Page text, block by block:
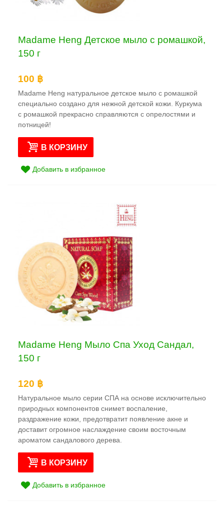
Madame Heng Детское мыло с ромашкой,
150 г
100 ฿
Madame Heng натуральное детское мыло с ромашкой
специально создано для нежной детской кожи. Куркума
с ромашкой прекрасно справляются с опрелостями и
потницей!
В КОРЗИНУ
Добавить в избранное
Madame Heng Мыло Спа Уход Сандал,
150 г
120 ฿
Натуральное мыло серии СПА на основе исключительно
природных компонентов снимет воспаление,
раздражение кожи, предотвратит появление акне и
доставит огромное наслаждение своим восточным
ароматом сандалового дерева.
В КОРЗИНУ
Добавить в избранное